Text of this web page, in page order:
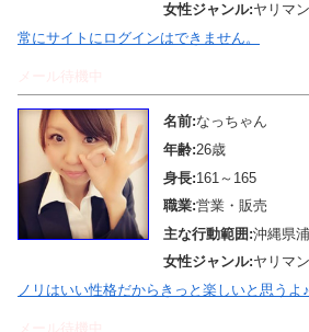
女性ジャンル:ヤリマ
常にサイトにログインはできません。
名前:なっちゃん
年齢:26歳
身長:161～165
職業:営業・販売
主な行動範囲:沖縄県
女性ジャンル:ヤリマ
ノリはいい性格だからきっと楽しいと思うよ♪